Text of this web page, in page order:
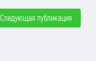
Следующая публикация